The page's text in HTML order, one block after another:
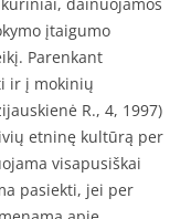
įtaigumo
Parenkant
ir į mokinių
R., 4, 1997)
etninę kultūrą per
visapusiškai
pasiekti, jei per